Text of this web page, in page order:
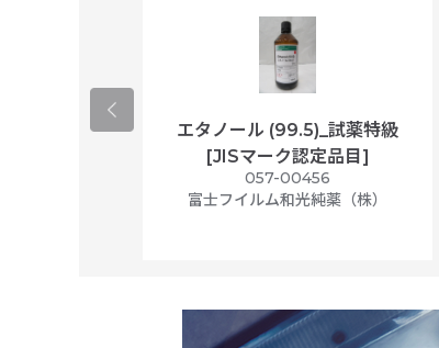
エタノール (99.5)_試薬特級
[JISマーク認定品目]
057-00456
富士フイルム和光純薬（株）